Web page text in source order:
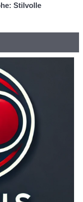
Stilvolle